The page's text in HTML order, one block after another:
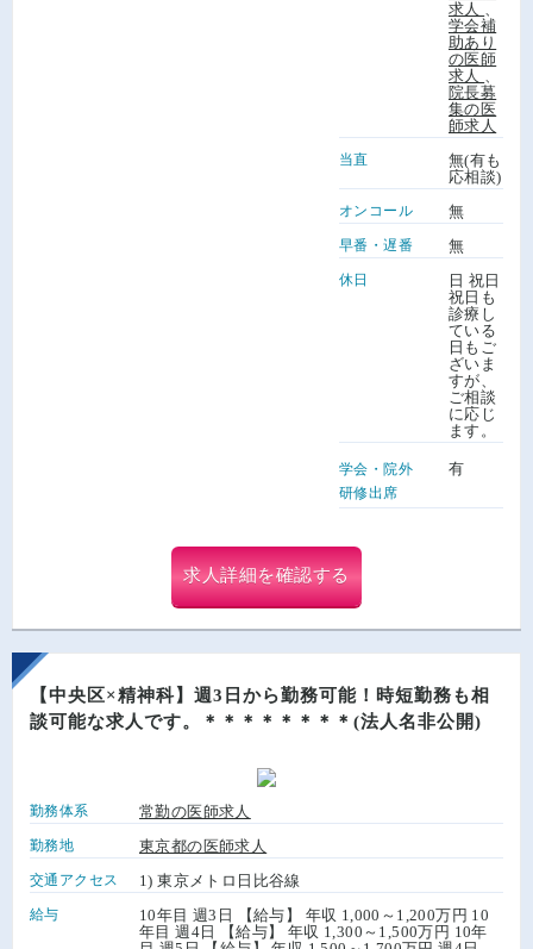
求人
学会補
助あり
の医師
求人
院長募
集の医
師求人
当直
無(有も
応相談)
オンコール 無
早番・遅番 無
休日
日 祝日
祝日も
診療し
ている
日もご
ざいま
すが、
ご相談
に応じ
ます。
学会・院外
研修出席
有
求人詳細を確認する
【中央区×精神科】週3日から勤務可能！時短勤務も相
談可能な求人です。＊＊＊＊＊＊＊＊(法人名非公開)
勤務体系 常勤の医師求人
勤務地 東京都の医師求人
交通アクセス 1) 東京メトロ日比谷線
給与
10年目 週3日 【給与】 年収 1,000～1,200万円 10
年目 週4日 【給与】 年収 1,300～1,500万円 10年